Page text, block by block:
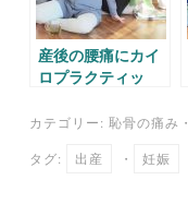
産後の腰痛にカイ
ロプラクティッ
カテゴリー: 恥骨の痛み ・
タグ: 出産 ・ 妊娠